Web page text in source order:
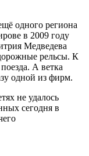
одного региона
в 2009 году
Медведева
рельсы. К
А ветка
одной из фирм.
не удалось
сегодня в